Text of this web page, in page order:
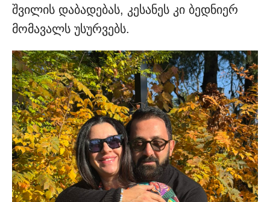
შვილის დაბადებას, კესანეს კი ბედნიერ
მომავალს უსურვებს.